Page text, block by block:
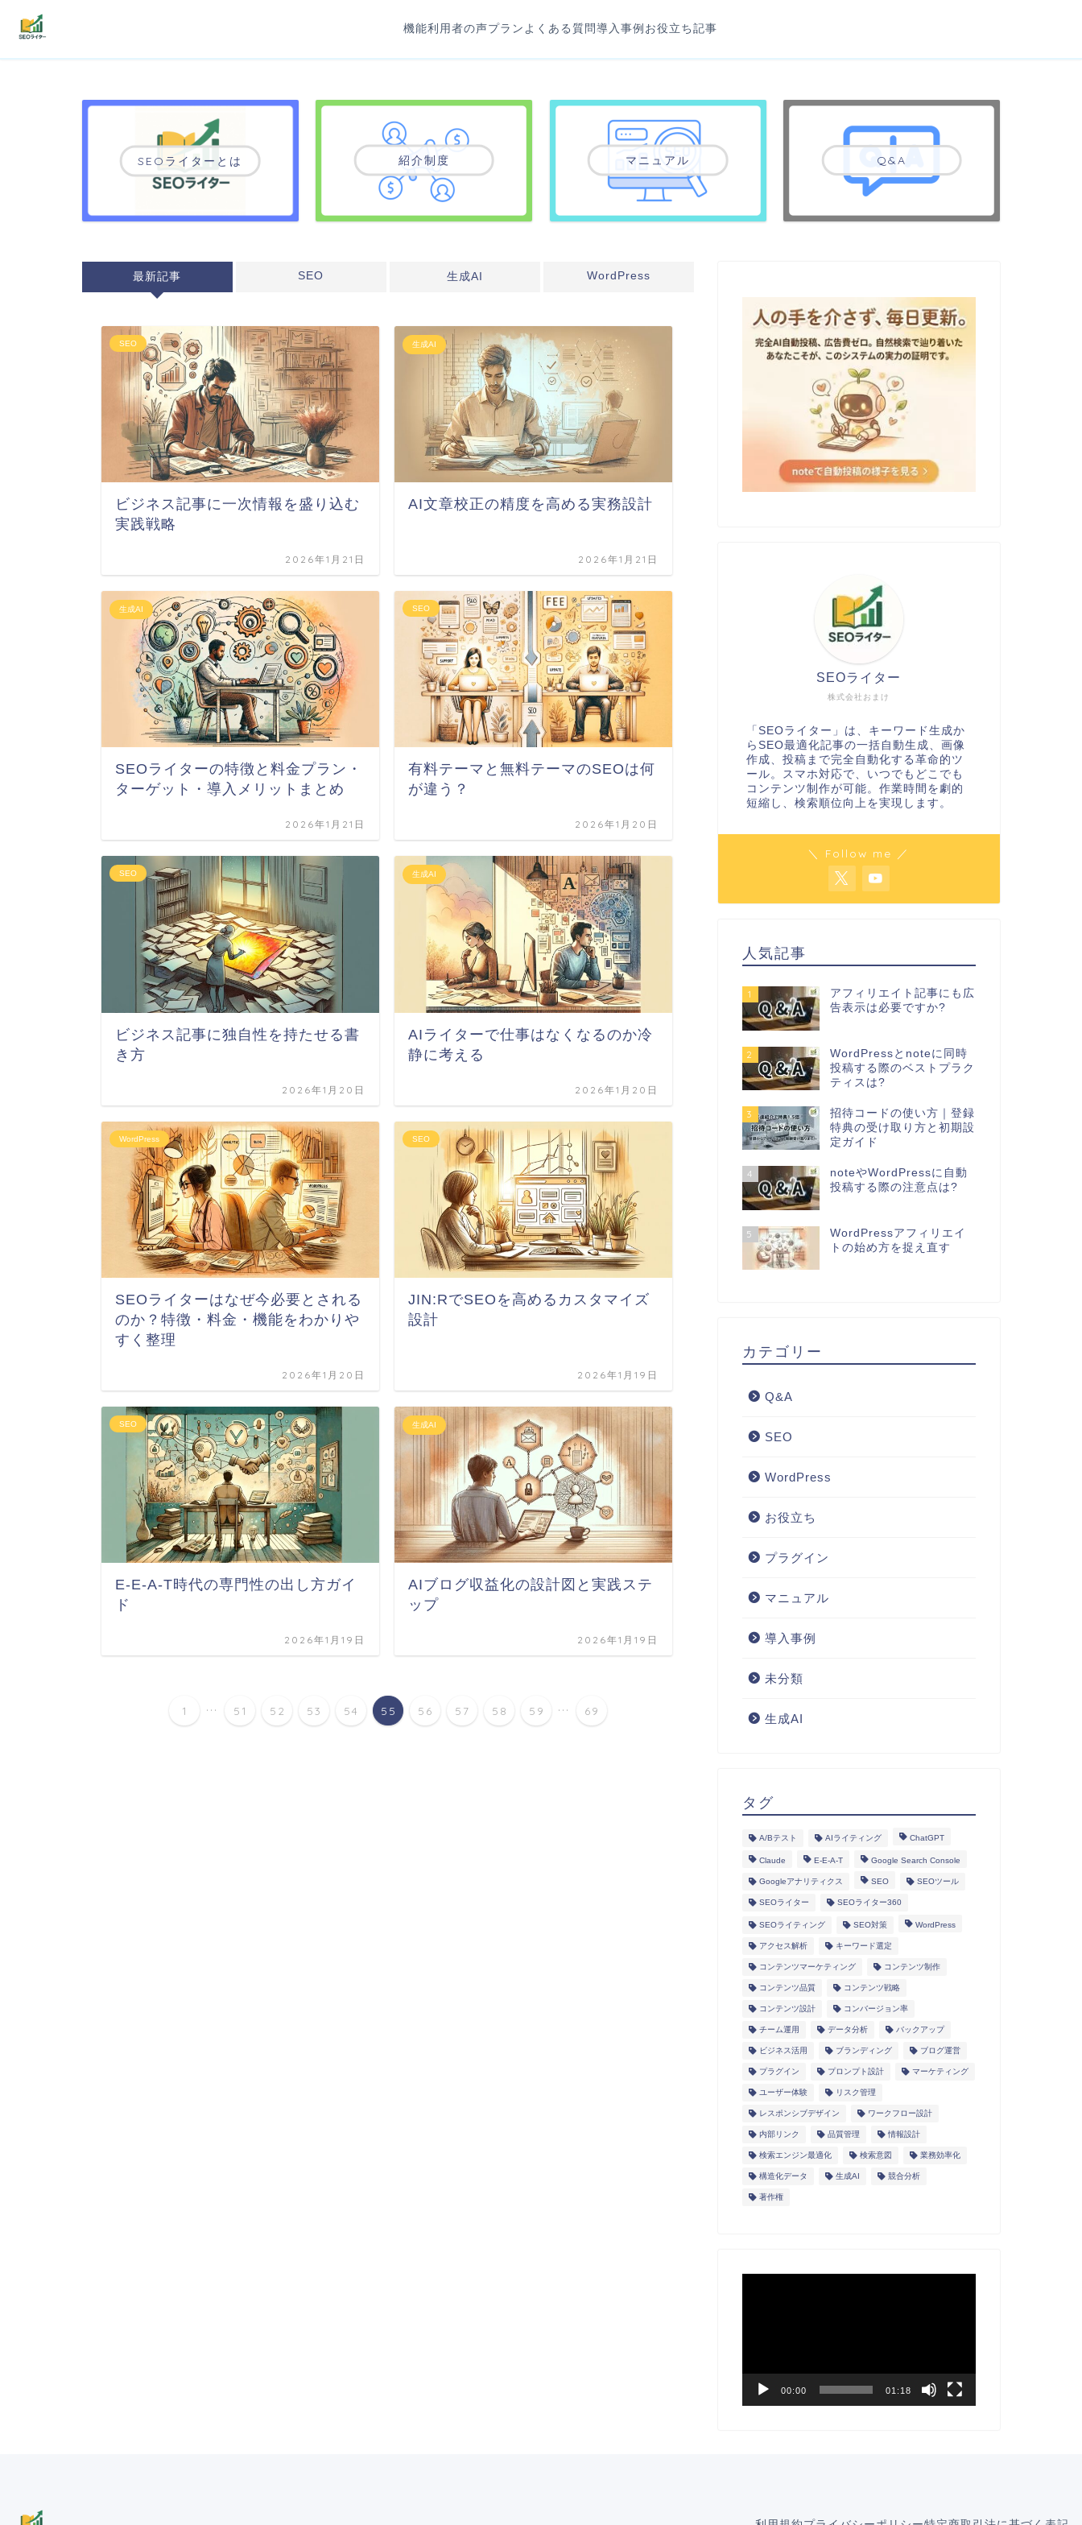
機能利用者の声プラン よくある質問導入事例 お役立ち記事
お役立ち記事
SEOライターとは 紹介制度 マニュアル Q&A
最新記事 SEO 生成AI WordPress
SEO
ビジネス記事に一次情報を盛り込む
実践戦略
2026年1月21日
生成AI
AI文章校正の精度を高める実務設計
2026年1月21日
生成AI
SEOライターの特徴と料金プラン・
ターゲット・導入メリットまとめ
2026年1月21日
SEO
有料テーマと無料テーマのSEOは何
が違う？
2026年1月20日
SEO
ビジネス記事に独自性を持たせる書
き方
2026年1月20日
生成AI
AIライターで仕事はなくなるのか冷
静に考える
2026年1月20日
WordPress
SEOライターはなぜ今必要とされる
のか？特徴・料金・機能をわかりや
すく整理
2026年1月20日
SEO
JIN:RでSEOを高めるカスタマイズ
設計
2026年1月19日
SEO
E-E-A-T時代の専門性の出し方ガイ
ド
2026年1月19日
生成AI
AIブログ収益化の設計図と実践ステ
ップ
2026年1月19日
1 ... 51 52 53 54 55 56 57 58 59 ... 69
100記事書いても稼げない状態を考
え直す
SEOの費用対効果をどう見極めるか
考える
SEO
SEO Writer 360 を選ぶ前に整理し
株式会社おまけ
SEOライター
「SEOライター」は、キーワード生成か
らSEO最適化記事の一括自動生成、画像
作成、投稿まで完全自動化する革命的ツ
ール。スマホ対応で、いつでもどこでも
コンテンツ制作が可能。作業時間を劇的
短縮し、検索順位向上を実現します。
＼ Follow me ／
人気記事
1
アフィリエイト記事にも広
告表示は必要ですか?
2
WordPressとnoteに同時
投稿する際のベストプラク
ティスは?
3
招待コードの使い方｜登録
特典の受け取り方と初期設
定ガイド
4
noteやWordPressに自動
投稿する際の注意点は?
5
WordPressアフィリエイ
トの始め方を捉え直す
カテゴリー
Q&A
SEO
WordPress
お役立ち
プラグイン
マニュアル
導入事例
未分類
生成AI
タグ
A/Bテスト AIライティング ChatGPT
Claude E-E-A-T Google Search Console
Googleアナリティクス SEO SEOツール
SEOライター SEOライター360
SEOライティング SEO対策 WordPress
アクセス解析 キーワード選定
コンテンツマーケティング コンテンツ制作
コンテンツ品質 コンテンツ戦略
コンテンツ設計 コンバージョン率
チーム運用 データ分析 バックアップ
ビジネス活用 ブランディング ブログ運営
プラグイン プロンプト設計 マーケティング
ユーザー体験 リスク管理
レスポンシブデザイン ワークフロー設計
内部リンク 品質管理 情報設計
検索エンジン最適化 検索意図 業務効率化
構造化データ 生成AI 競合分析
著作権
00:00 01:18